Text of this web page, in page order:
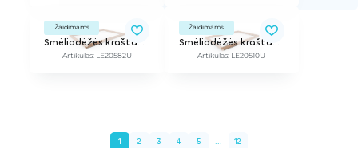
Žaidimams
Smėliadėžės kraštas, l - 2 m, h - 0,26 m
Artikulas: LE20582U
Žaidimams
Smėliadėžės kraštas, l - 2 m, h - 0,28 m
Artikulas: LE20510U
1 2 3 4 5 ... 12